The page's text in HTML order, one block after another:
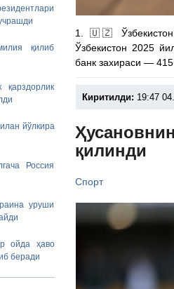
қилиб
йўлкира
Россия
уруши
ойда ҳаво
беради
1. 🇺🇿 Ўзбекистон
Ўзбекистон 2025
банк захираси —
Киритилди: 19:47
қилинди
Спорт